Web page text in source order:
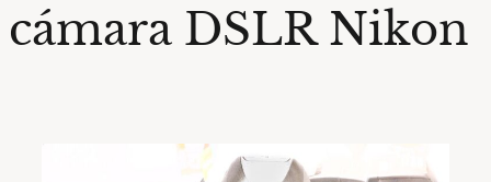
cámara DSLR Nikon